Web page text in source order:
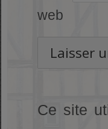
web
Ce site